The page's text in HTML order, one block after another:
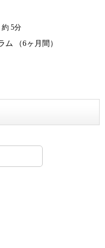
5分
（6ヶ月間）